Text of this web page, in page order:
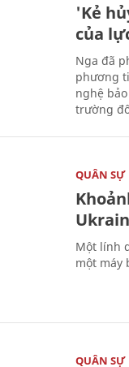
'Kẻ
của
Nga đã
phương
nghệ
trường
QUÂN SỰ
Một lính
một máy
QUÂN SỰ